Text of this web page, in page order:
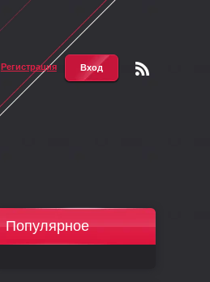
Регистрация Вход
Популярное